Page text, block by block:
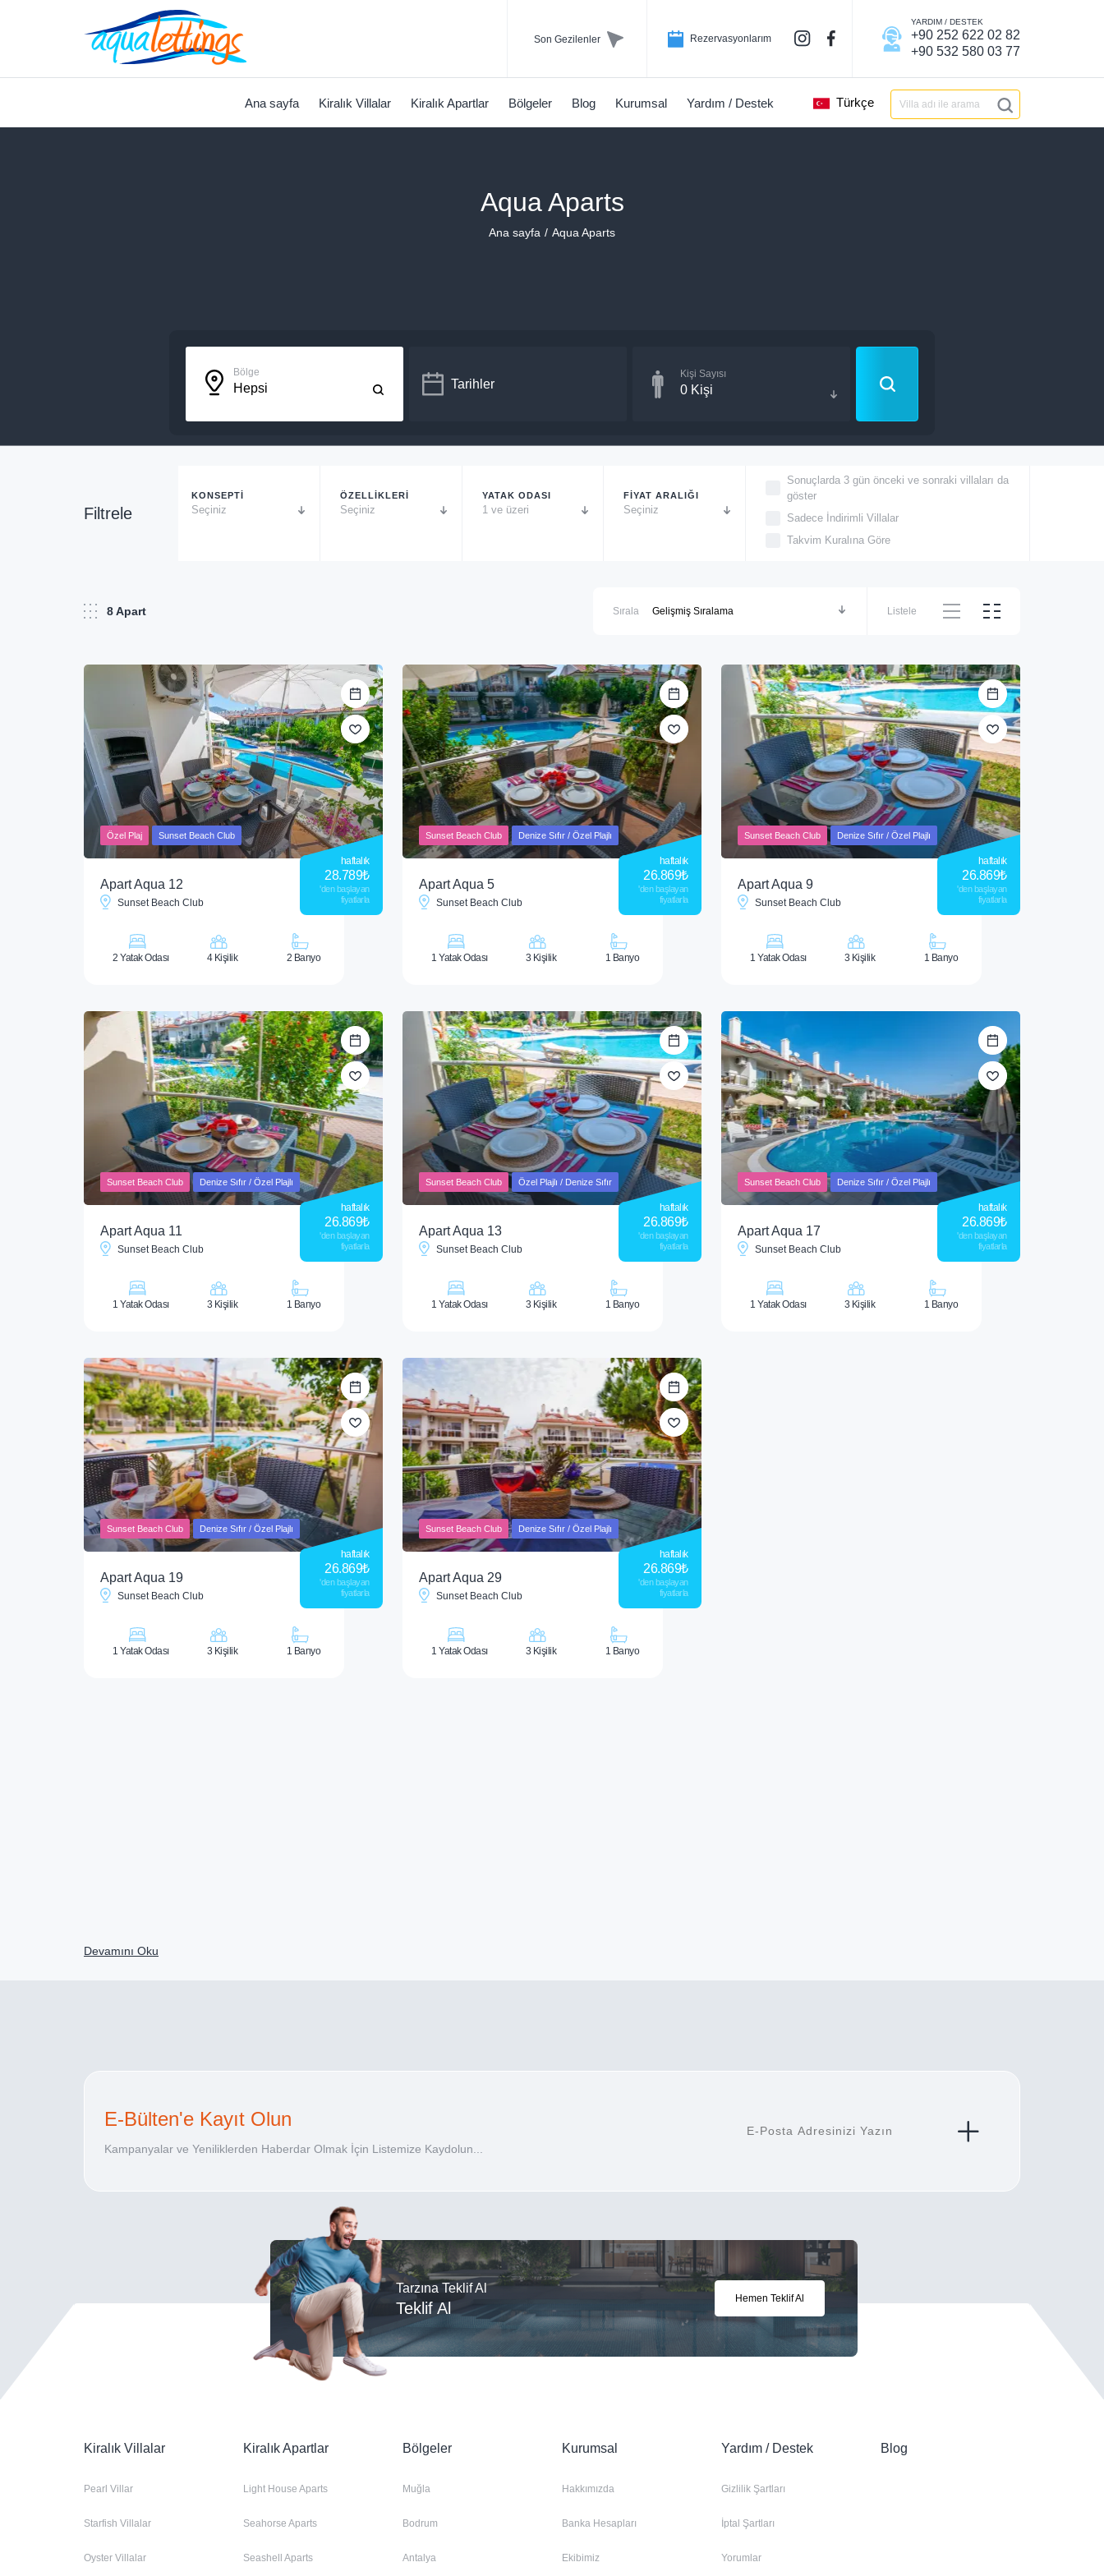
Son Gezilenler Rezervasyonlarım
YARDIM / DESTEK
+90 252 622 02 82
+90 532 580 03 77
Ana sayfa Kiralık Villalar Kiralık Apartlar Bölgeler Blog Kurumsal Yardım / Destek Türkçe
Aqua Aparts
Ana sayfa Aqua Aparts
Bölge
Hepsi Tarihler
Kişi Sayısı
0 Kişi
Filtrele
KONSEPTİ
Seçiniz
ÖZELLİKLERİ
Seçiniz
YATAK ODASI
1 ve üzeri
FİYAT ARALIĞI
Seçiniz
Sonuçlarda 3 gün önceki ve sonraki villaları da
göster
Sadece İndirimli Villalar
Takvim Kuralına Göre
8Apart Sırala Listele
Özel Plaj Sunset Beach Club
Apart Aqua 12
Sunset Beach Club
haftalık
28.789₺
'den başlayan
fiyatlarla
2 Yatak Odası 4 Kişilik 2 Banyo
Sunset Beach Club Denize Sıfır / Özel Plajlı
Apart Aqua 5
Sunset Beach Club
haftalık
26.869₺
'den başlayan
fiyatlarla
1 Yatak Odası 3 Kişilik 1 Banyo
Sunset Beach Club Denize Sıfır / Özel Plajlı
Apart Aqua 9
Sunset Beach Club
haftalık
26.869₺
'den başlayan
fiyatlarla
1 Yatak Odası 3 Kişilik 1 Banyo
Sunset Beach Club Denize Sıfır / Özel Plajlı
Apart Aqua 11
Sunset Beach Club
haftalık
26.869₺
'den başlayan
fiyatlarla
1 Yatak Odası 3 Kişilik 1 Banyo
Sunset Beach Club Özel Plajlı / Denize Sıfır
Apart Aqua 13
Sunset Beach Club
haftalık
26.869₺
'den başlayan
fiyatlarla
1 Yatak Odası 3 Kişilik 1 Banyo
Sunset Beach Club Denize Sıfır / Özel Plajlı
Apart Aqua 17
Sunset Beach Club
haftalık
26.869₺
'den başlayan
fiyatlarla
1 Yatak Odası 3 Kişilik 1 Banyo
Sunset Beach Club Denize Sıfır / Özel Plajlı
Apart Aqua 19
Sunset Beach Club
haftalık
26.869₺
'den başlayan
fiyatlarla
1 Yatak Odası 3 Kişilik 1 Banyo
Sunset Beach Club Denize Sıfır / Özel Plajlı
Apart Aqua 29
Sunset Beach Club
haftalık
26.869₺
'den başlayan
fiyatlarla
1 Yatak Odası 3 Kişilik 1 Banyo
Devamını Oku
E-Bülten'e Kayıt Olun
Kampanyalar ve Yeniliklerden Haberdar Olmak İçin Listemize Kaydolun...
Tarzına Teklif Al
Teklif Al
Hemen Teklif Al
Kiralık Villalar
Pearl Villar
Starfish Villalar
Oyster Villalar
Kiralık Apartlar
Light House Aparts
Seahorse Aparts
Seashell Aparts
Bölgeler
Muğla
Bodrum
Antalya
Kurumsal
Hakkımızda
Banka Hesapları
Ekibimiz
Yardım / Destek
Gizlilik Şartları
İptal Şartları
Yorumlar
Blog